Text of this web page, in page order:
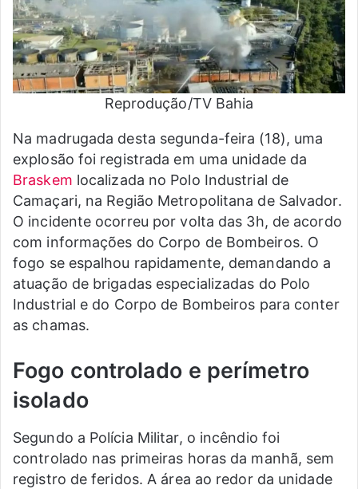
Reprodução/TV Bahia
Na madrugada desta segunda-feira (18), uma
explosão foi registrada em uma unidade da
Braskem localizada no Polo Industrial de
Camaçari, na Região Metropolitana de Salvador.
O incidente ocorreu por volta das 3h, de acordo
com informações do Corpo de Bombeiros. O
fogo se espalhou rapidamente, demandando a
atuação de brigadas especializadas do Polo
Industrial e do Corpo de Bombeiros para conter
as chamas.
Fogo controlado e perímetro
isolado
Segundo a Polícia Militar, o incêndio foi
controlado nas primeiras horas da manhã, sem
registro de feridos. A área ao redor da unidade